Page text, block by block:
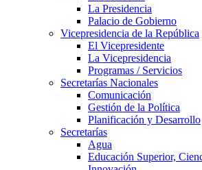
La Presidencia
Palacio de Gobierno
Vicepresidencia de la República
El Vicepresidente
La Vicepresidencia
Programas / Servicios
Secretarías Nacionales
Comunicación
Gestión de la Política
Planificación y Desarrollo
Secretarías
Agua
Educación Superior,